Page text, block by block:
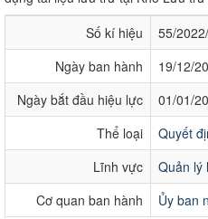
Số kí hiệu
55/
Ngày ban hành
19/12/
Ngày bắt đầu hiệu lực
01/01/
Thể loại
Quyết
Lĩnh vực
Quản lý
Cơ quan ban hành
Ủy ban